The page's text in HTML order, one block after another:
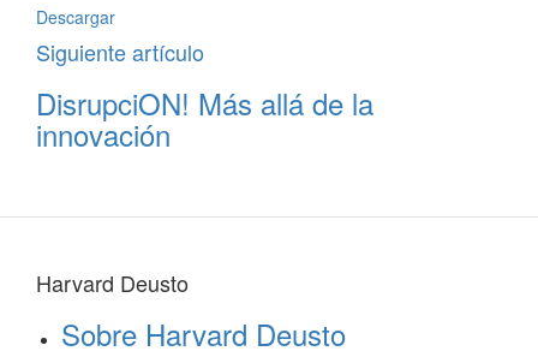
Descargar
Siguiente artículo
DisrupciON! Más allá de la
innovación
Harvard Deusto
Sobre Harvard Deusto